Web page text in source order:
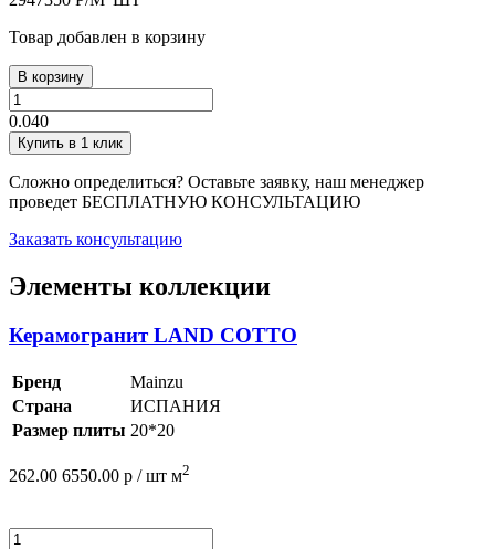
Товар добавлен в корзину
В корзину
0.040
Купить в 1 клик
Сложно определиться? Оставьте заявку, наш менеджер
проведет БЕСПЛАТНУЮ КОНСУЛЬТАЦИЮ
Заказать консультацию
Элементы коллекции
Керамогранит LAND COTTO
Бренд
Mainzu
Страна
ИСПАНИЯ
Размер плиты 20*20
262.00 6550.00 р / шт м2